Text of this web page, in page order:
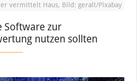
vermittelt Haus, Bild: geralt/Pixabay
Software zur
nutzen sollten